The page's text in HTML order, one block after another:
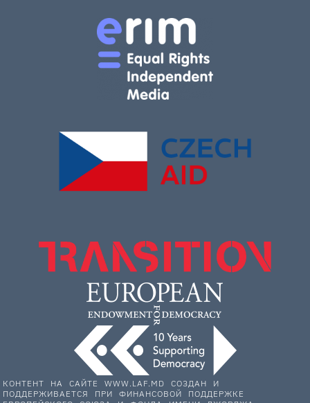
КОНТЕНТ НА САЙТЕ WWW.LAF.MD СОЗДАН И
ПОДДЕРЖИВАЕТСЯ ПРИ ФИНАНСОВОЙ ПОДДЕРЖКЕ